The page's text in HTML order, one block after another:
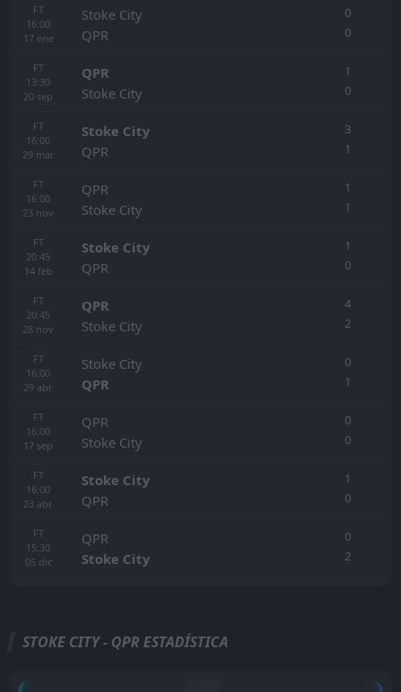
FT
16:00
17 ene
Stoke City
QPR
0
0
FT
13:30
20 sep
QPR
Stoke City
1
0
FT
16:00
29 mar
Stoke City
QPR
3
1
FT
16:00
23 nov
QPR
Stoke City
1
1
FT
20:45
14 feb
Stoke City
QPR
1
0
FT
20:45
28 nov
QPR
Stoke City
4
2
FT
16:00
29 abr
Stoke City
QPR
0
1
FT
16:00
17 sep
QPR
Stoke City
0
0
FT
16:00
23 abr
Stoke City
QPR
1
0
FT
15:30
05 dic
QPR
Stoke City
0
2
STOKE CITY - QPR ESTADÍSTICA